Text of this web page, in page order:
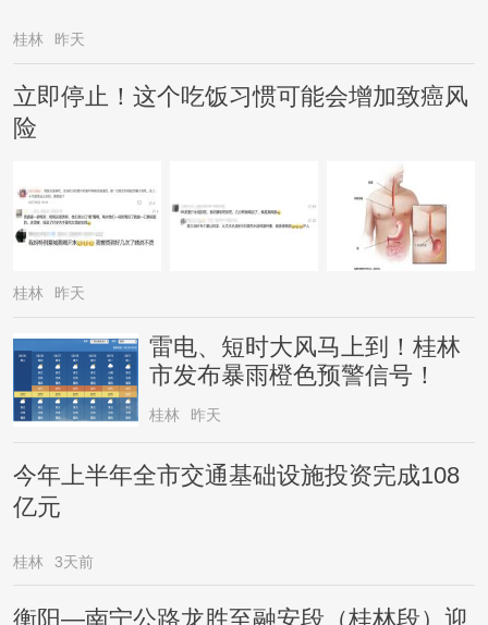
桂林 昨天
立即停止！这个吃饭习惯可能会增加致癌风
险
桂林 昨天
雷电、短时大风马上到！桂林
市发布暴雨橙色预警信号！
桂林 昨天
今年上半年全市交通基础设施投资完成108
亿元
桂林 3天前
衡阳—南宁公路龙胜至融安段（桂林段）迎